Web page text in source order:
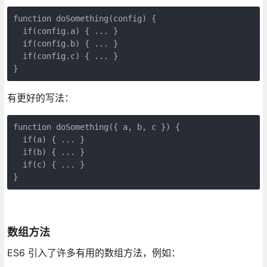
function doSomething(config) {
  if(config.a) { ... }
  if(config.b) { ... }
  if(config.c) { ... }
}
有更好的写法：
function doSomething({ a, b, c }) {
  if(a) { ... }
  if(b) { ... }
  if(c) { ... }
}
数组方法
ES6 引入了许多有用的数组方法，例如：